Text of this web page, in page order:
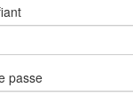
passe